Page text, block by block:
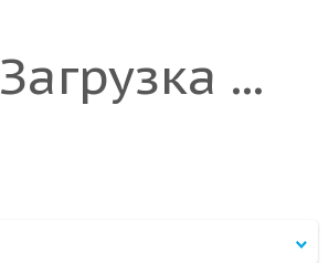
Загрузка ...